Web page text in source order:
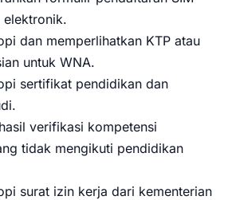
elektronik.
dan memperlihatkan KTP atau
untuk WNA.
sertifikat pendidikan dan
verifikasi kompetensi
tidak mengikuti pendidikan
surat izin kerja dari kementerian